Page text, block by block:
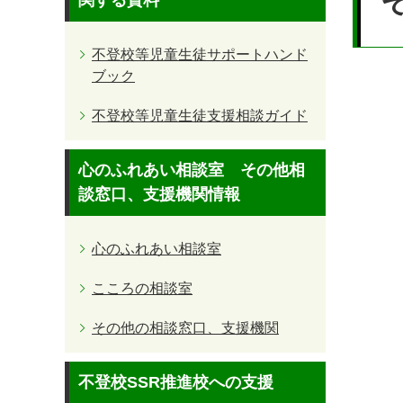
不登校等児童生徒サポートハンド
ブック
不登校等児童生徒支援相談ガイド
心のふれあい相談室 その他相
談窓口、支援機関情報
心のふれあい相談室
こころの相談室
その他の相談窓口、支援機関
不登校SSR推進校への支援